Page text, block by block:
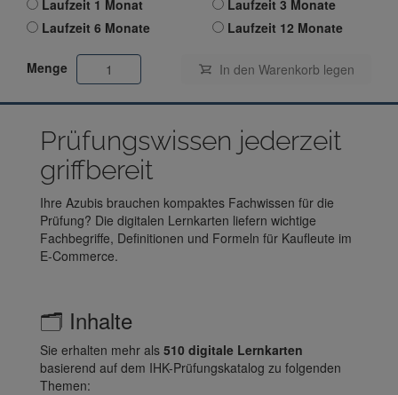
Laufzeit 1 Monat
Laufzeit 3 Monate
Laufzeit 6 Monate
Laufzeit 12 Monate
Menge In den Warenkorb legen
Prüfungswissen jederzeit
griffbereit
Ihre Azubis brauchen kompaktes Fachwissen für die
Prüfung? Die digitalen Lernkarten liefern wichtige
Fachbegriffe, Definitionen und Formeln für Kaufleute im
E-Commerce.
🗂️ Inhalte
Sie erhalten mehr als 510 digitale Lernkarten
basierend auf dem IHK-Prüfungskatalog zu folgenden
Themen: